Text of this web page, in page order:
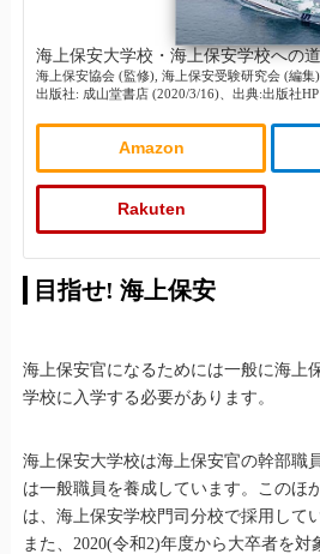
海上保安大学校・海上保安学校への道
海上保安協会 (監修), 海上保安受験研究会 (編集)
出版社: 成山堂書店 (2020/3/16)、出典:出版社HP
Amazon
Rakuten
目指せ! 海上保安
海上保安官になるためには一般に海上
学校に入学する必要があります。
海上保安大学校は海上保安官の幹部職
は一般職員を養成しています。このほ
は、海上保安学校門司分校で採用して
また、2020(令和2)年度から大卒者を